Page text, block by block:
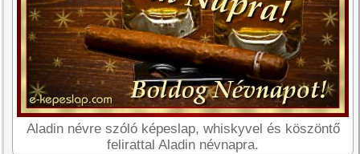
Aladin névre szóló képeslap, whiskyvel és köszöntő
felirattal Aladin névnapra.